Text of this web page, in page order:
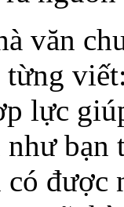
văn
lực
như
được